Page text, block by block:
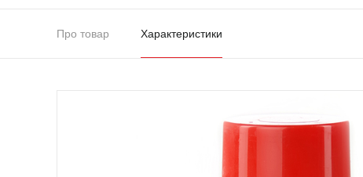
Про товар Характеристики